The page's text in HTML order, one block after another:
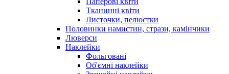
Тканинні квіти
Листочки, пелюстки
Половинки намистин, стрази, камінчики
Люверси
Наклейки
Фольговані
Об'ємні наклейки